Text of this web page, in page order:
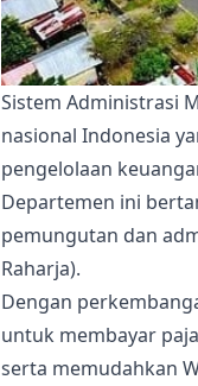
Sistem Administrasi
nasional Indonesia
pengelolaan
Departemen ini
pemungutan dan
Raharja).
Dengan
untuk membayar
serta memudahkan